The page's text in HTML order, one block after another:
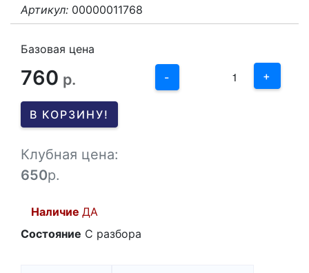
Артикул: 00000011768
Базовая цена
760 р. -
3
1
+
В КОРЗИНУ!
Клубная цена:
650р.
Наличие ДА
Состояние C разбора